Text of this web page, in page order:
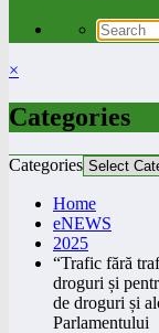
×
Categories
Categories
Home
eNEWS
2025
“Trafic fără
droguri și
de droguri și
Parlamentului